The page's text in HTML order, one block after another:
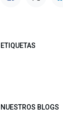
ETIQUETAS
NUESTROS BLOGS